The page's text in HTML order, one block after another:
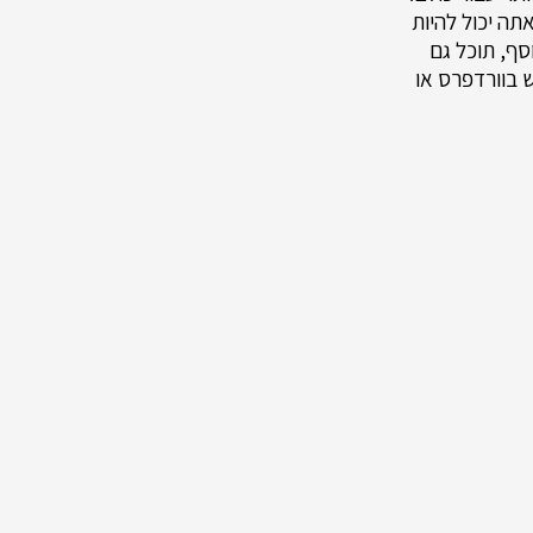
יכול להיות
תוכל גם
בוורדפרס או